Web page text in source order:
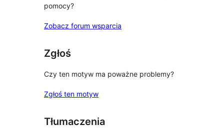
pomocy?
Zobacz forum wsparcia
Zgłoś
Czy ten motyw ma poważne problemy?
Zgłoś ten motyw
Tłumaczenia